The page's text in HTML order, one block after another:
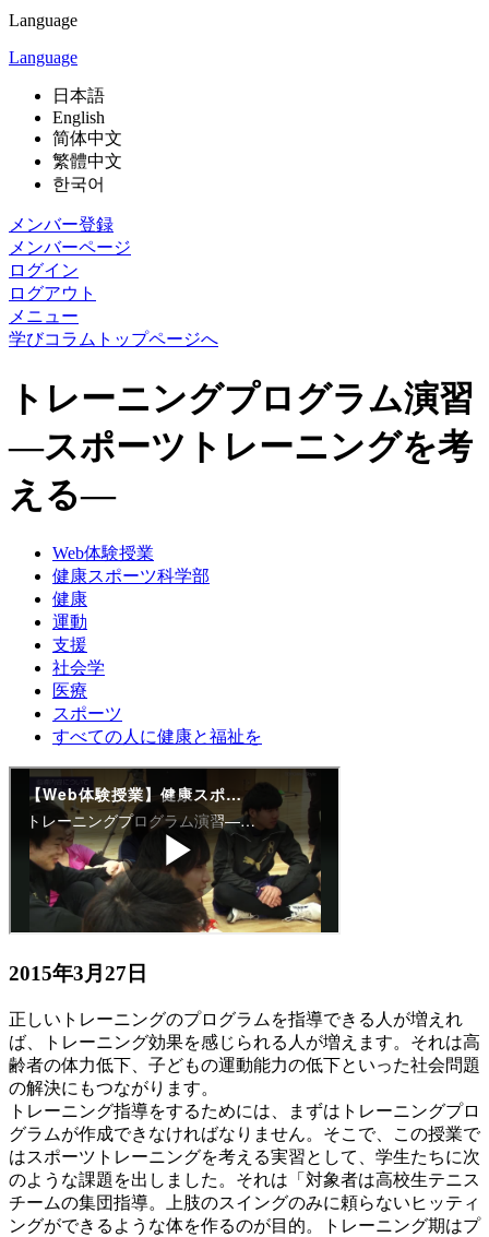
Language
Language
日本語
English
简体中文
繁體中文
한국어
メンバー登録
メンバーページ
ログイン
ログアウト
メニュー
学びコラムトップページへ
トレーニングプログラム演習
―スポーツトレーニングを考
える―
Web体験授業
健康スポーツ科学部
健康
運動
支援
社会学
医療
スポーツ
すべての人に健康と福祉を
2015年3月27日
正しいトレーニングのプログラムを指導できる人が増えれ
ば、トレーニング効果を感じられる人が増えます。それは高
齢者の体力低下、子どもの運動能力の低下といった社会問題
の解決にもつながります。
トレーニング指導をするためには、まずはトレーニングプロ
グラムが作成できなければなりません。そこで、この授業で
はスポーツトレーニングを考える実習として、学生たちに次
のような課題を出しました。それは「対象者は高校生テニス
チームの集団指導。上肢のスイングのみに頼らないヒッティ
ングができるような体を作るのが目的。トレーニング期はプ